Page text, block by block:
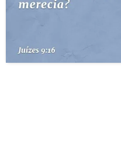
PERGUNTE À BÍBLIA
QUEM SOMOS